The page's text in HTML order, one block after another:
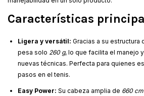
Características
Ligera y versátil: Gracias a su estructura
pesa solo 260 g, lo que facilita el manejo
nuevas técnicas. Perfecta para quienes
pasos en el tenis.
Easy Power: Su cabeza amplia de 660